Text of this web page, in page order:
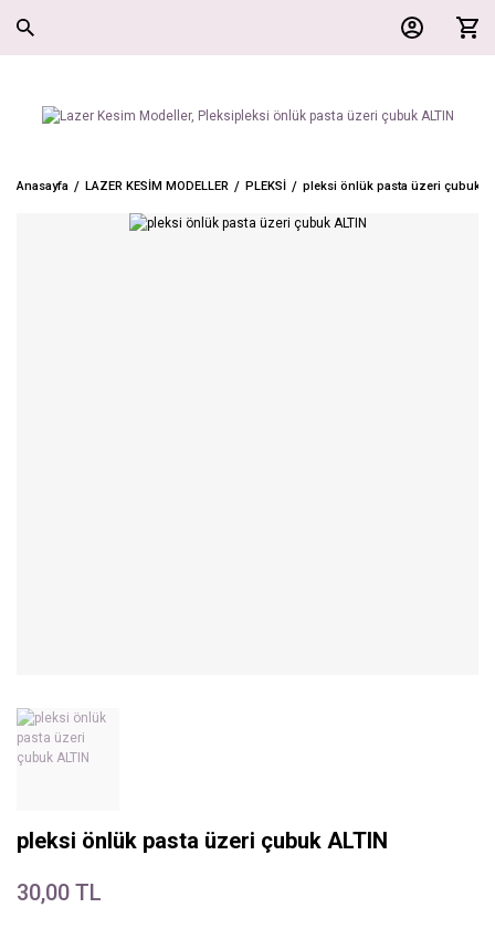
Anasayfa LAZER KESİM MODELLER PLEKSİ pleksi önlük pasta üzeri çubuk
pleksi önlük pasta üzeri çubuk ALTIN
30,00 TL